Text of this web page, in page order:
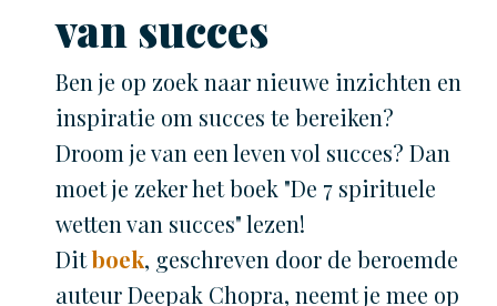
van succes
Ben je op zoek naar nieuwe inzichten en
inspiratie om succes te bereiken?
Droom je van een leven vol succes? Dan
moet je zeker het boek "De 7 spirituele
wetten van succes" lezen!
Ditboek, geschreven door de beroemde
auteur Deepak Chopra, neemt je mee op